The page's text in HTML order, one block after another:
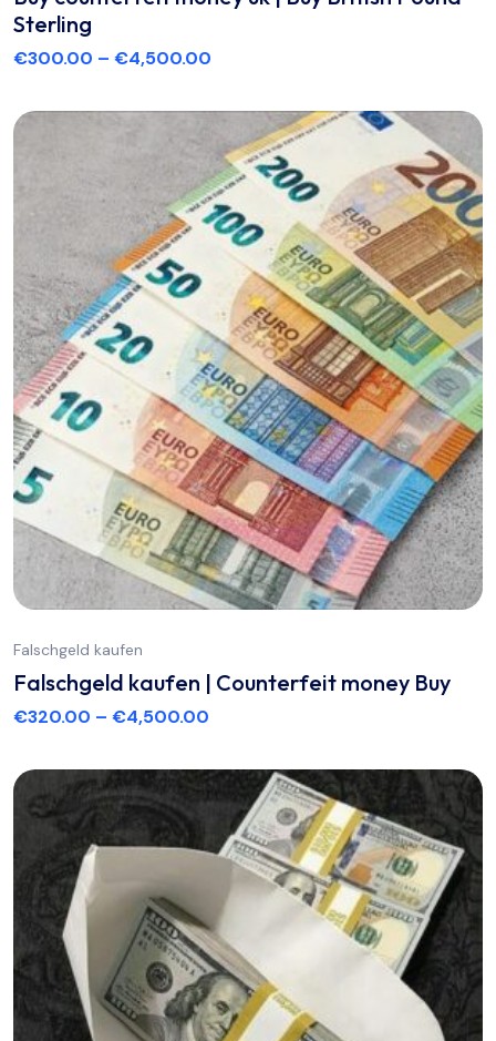
Sterling
€300.00 – €4,500.00
Falschgeld kaufen
Falschgeld kaufen | Counterfeit money Buy
€320.00 – €4,500.00